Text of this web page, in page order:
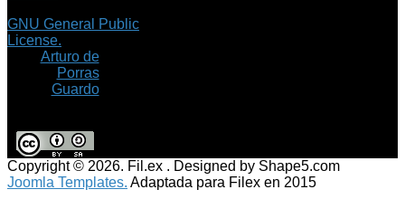
GNU General Public
License.
Arturo de
Porras
Guardo
Copyright © 2026. Fil.ex . Designed by Shape5.com
Joomla Templates. Adaptada para Filex en 2015